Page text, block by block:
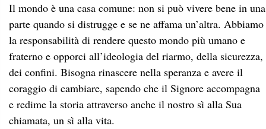
Il mondo è una casa comune: non si può vivere bene in una
parte quando si distrugge e se ne affama un’altra. Abbiamo
la responsabilità di rendere questo mondo più umano e
fraterno e opporci all’ideologia del riarmo, della sicurezza,
dei confini. Bisogna rinascere nella speranza e avere il
coraggio di cambiare, sapendo che il Signore accompagna
e redime la storia attraverso anche il nostro sì alla Sua
chiamata, un sì alla vita.